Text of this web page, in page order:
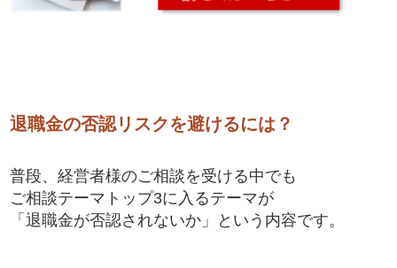
退職金の否認リスクを避けるには？
普段、経営者様のご相談を受ける中でも
ご相談テーマトップ3に入るテーマが
「退職金が否認されないか」という内容です。